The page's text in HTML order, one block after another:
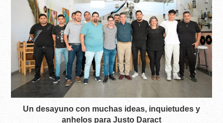
Un desayuno con muchas ideas, inquietudes y
anhelos para Justo Daract